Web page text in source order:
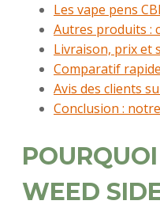
Les vape pens
Autres produits :
Livraison, prix et
Comparatif
Avis des clients
Conclusion :
WEED